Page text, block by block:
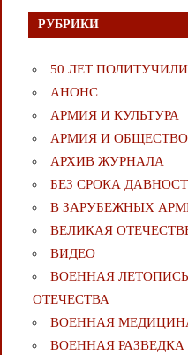
РУБРИКИ
50 ЛЕТ
АНОНС
АРМИЯ И КУЛЬТУРА
АРМИЯ И ОБЩЕСТВО
АРХИВ ЖУРНАЛА
БЕЗ СРОКА
В ЗАРУБЕЖНЫХ
ВЕЛИКАЯ
ВИДЕО
ВОЕННАЯ ЛЕТОПИСЬ
ОТЕЧЕСТВА
ВОЕННАЯ
ВОЕННАЯ РАЗВЕДКА